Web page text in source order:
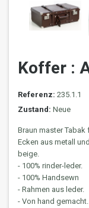
Koffer :
Referenz: 235.1.1
Zustand: Neue
Braun master Tabak
Ecken aus metall
beige.
- 100% rinder-leder.
- 100% Handsewn
- Rahmen aus leder.
- Von hand gemacht.